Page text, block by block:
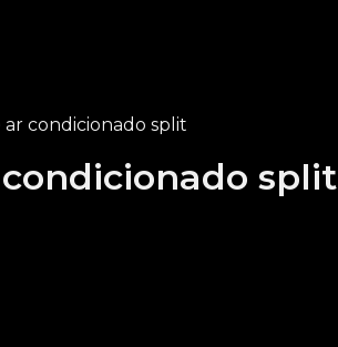
condicionado split
split